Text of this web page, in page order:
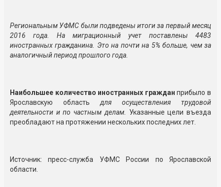
Региональным УФМС были подведены итоги за первый месяц
2016 года. На миграционный учет поставлены 4483
иностранных гражданина. Это на почти на 5% больше, чем за
аналогичный период прошлого года.
Наибольшее количество иностранных гражданприбыло в
Ярославскую область для осуществления трудовой
деятельности и по частным делам.
Указанные цели въезда
преобладают на протяжении нескольких последних лет.
Источник: пресс-служба УФМС России по Ярославской
области.